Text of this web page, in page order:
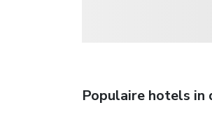
Populaire hotels in